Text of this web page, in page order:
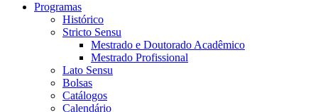
Programas
Histórico
Stricto Sensu
Mestrado e Doutorado Acadêmico
Mestrado Profissional
Lato Sensu
Bolsas
Catálogos
Calendário